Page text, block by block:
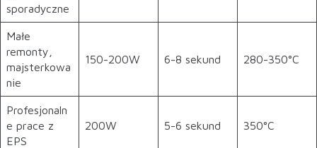
sporadyczne
Małe
remonty,
majsterkowa
nie
150-200W 6-8 sekund 280-350°C
Profesjonaln
e prace z
EPS
200W 5-6 sekund 350°C